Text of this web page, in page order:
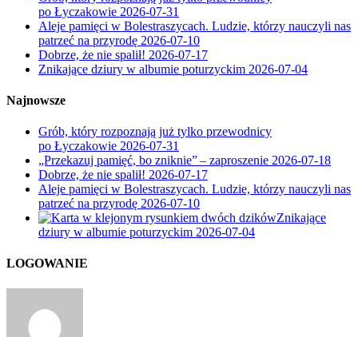
po Łyczakowie 2026-07-31
Aleje pamięci w Bolestraszycach. Ludzie, którzy nauczyli nas
patrzeć na przyrodę 2026-07-10
Dobrze, że nie spalił! 2026-07-17
Znikające dziury w albumie poturzyckim 2026-07-04
Najnowsze
Grób, który rozpoznają już tylko przewodnicy
po Łyczakowie 2026-07-31
„Przekazuj pamięć, bo zniknie” – zaproszenie 2026-07-18
Dobrze, że nie spalił! 2026-07-17
Aleje pamięci w Bolestraszycach. Ludzie, którzy nauczyli nas
patrzeć na przyrodę 2026-07-10
Znikające
dziury w albumie poturzyckim 2026-07-04
LOGOWANIE